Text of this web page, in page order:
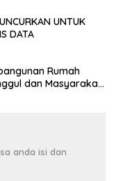
UNTUK
DATA
Rumah
dan Masyarakat
anda isi dan